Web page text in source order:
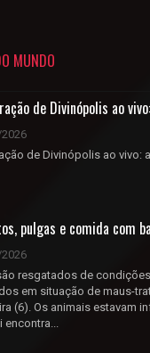
MUNDO
de Divinópolis ao
de Divinópolis ao vivo:
pulgas e comida com
resgatados de
em situação de maus-
(6). Os animais estavam